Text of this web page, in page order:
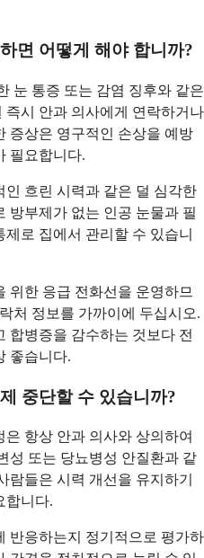
면 어떻게 해야 합니까?
눈 통증 또는 감염 징후와 같은
즉시 안과 의사에게 연락하거나
증상은 영구적인 손상을 예방
필요합니다.
인 흐린 시력과 같은 덜 심각한
방부제가 없는 인공 눈물과 필
로 집에서 관리할 수 있습니
위한 응급 전화선을 운영하므
처 정보를 가까이에 두십시오.
합병증을 감수하는 것보다 전
좋습니다.
중단할 수 있습니까?
항상 안과 의사와 상의하여
성 또는 당뇨병성 안질환과 같
람들은 시력 개선을 유지하기
합니다.
반응하는지 정기적으로 평가하